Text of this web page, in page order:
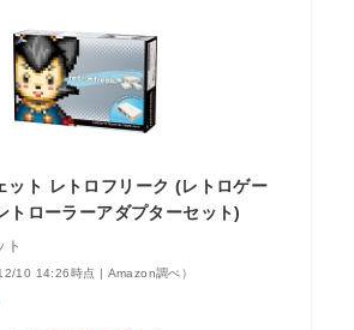
ット レトロフリーク (レトロゲー
トローラーアダプターセット)
ト
10 14:26時点 | Amazon調べ）